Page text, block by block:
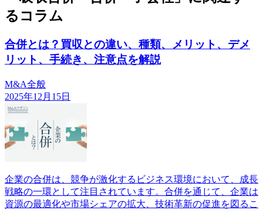
るコラム
合併とは？買収との違い、種類、メリット、デメ
リット、手続き、注意点を解説
M&A全般
2025年12月15日
企業の合併は、競争が激化するビジネス環境において、成長
戦略の一環として注目されています。合併を通じて、企業は
資源の最適化や市場シェアの拡大、技術革新の促進を図るこ